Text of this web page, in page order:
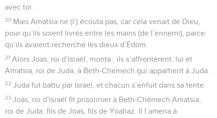
avec toi.
20 Mais Amatsia ne (l’) écouta pas, car cela venait de Dieu,
pour qu’ils soient livrés entre les mains (de l’ennemi), parce
qu’ils avaient recherché les dieux d’Édom.
21 Alors Joas, roi d’Israël, monta ; ils s’affrontèrent, lui et
Amatsia, roi de Juda, à Beth-Chémech qui appartient à Juda.
22 Juda fut battu par Israël, et chacun s’enfuit dans sa tente.
23 Joas, roi d’Israël fit prisonnier à Beth-Chémech Amatsia,
roi de Juda, fils de Joas, fils de Yoahaz. Il l’amena à